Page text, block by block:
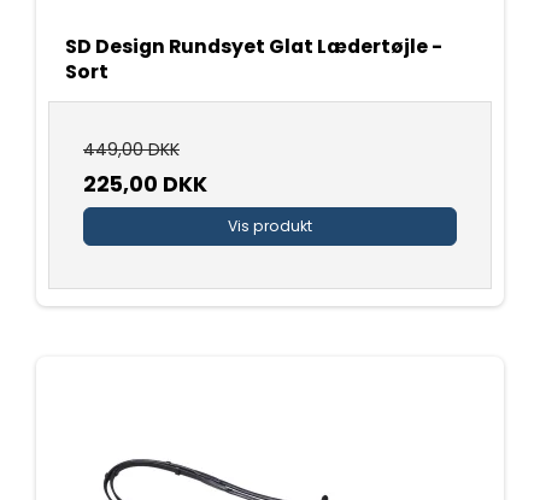
SD Design Rundsyet Glat Lædertøjle -
Sort
449,00 DKK
225,00 DKK
Vis produkt